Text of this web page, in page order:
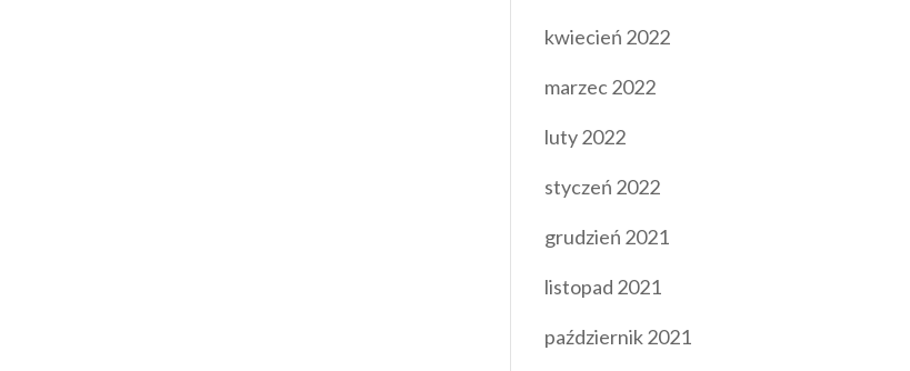
kwiecień 2022
marzec 2022
luty 2022
styczeń 2022
grudzień 2021
listopad 2021
październik 2021